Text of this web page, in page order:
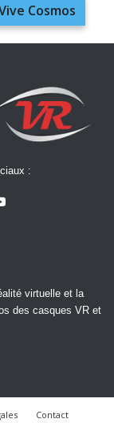
Cosmos
:
virtuelle et la
des casques VR et
Contact